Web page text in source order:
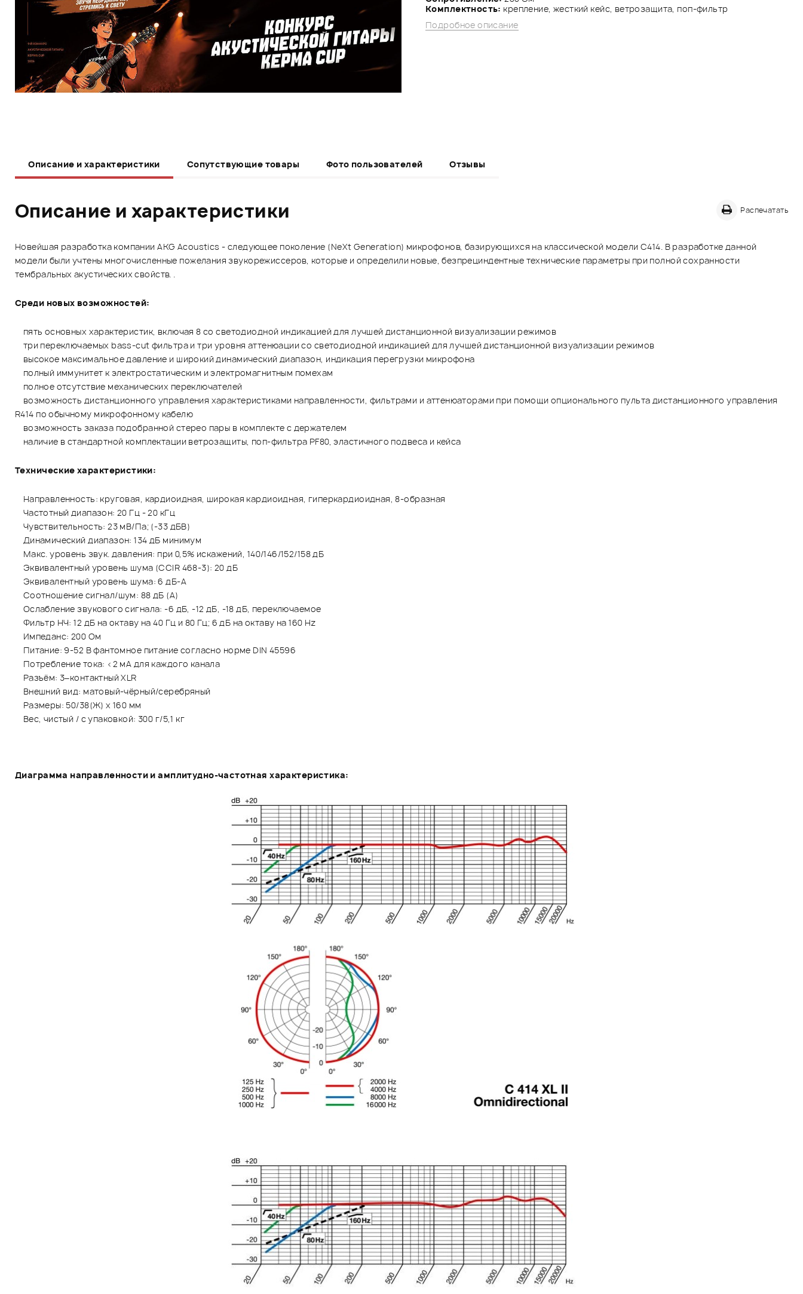
Комплектность: крепление, жесткий кейс, ветрозащита, поп-фильтр
Подробное описание
Описание и характеристики Сопутствующие товары Фото пользователей Отзывы
Описание и характеристики Распечатать
Новейшая разработка компании AKG Acoustics - следующее поколение (NeXt Generation) микрофонов, базирующихся на классической модели C414. В разработке данной
модели были учтены многочисленные пожелания звукорежиссеров, которые и определили новые, безпрециндентные технические параметры при полной сохранности
тембральных акустических свойств. .
Среди новых возможностей:
пять основных характеристик, включая 8 со светодиодной индикацией для лучшей дистанционной визуализации режимов
три переключаемых bass-cut фильтра и три уровня аттенюации со светодиодной индикацией для лучшей дистанционной визуализации режимов
высокое максимальное давление и широкий динамический диапазон, индикация перегрузки микрофона
полный иммунитет к электростатическим и электромагнитным помехам
полное отсутствие механических переключателей
возможность дистанционного управления характеристиками направленности, фильтрами и аттенюаторами при помощи опционального пульта дистанционного управления
R414 по обычному микрофонному кабелю
возможность заказа подобранной стерео пары в комплекте с держателем
наличие в стандартной комплектации ветрозащиты, поп-фильтра PF80, эластичного подвеса и кейса
Технические характеристики:
Направленность: круговая, кардиоидная, широкая кардиоидная, гиперкардиоидная, 8-образная
Частотный диапазон: 20 Гц - 20 кГц
Чувствительность: 23 мВ/Па; (-33 дБВ)
Динамический диапазон: 134 дБ минимум
Макс. уровень звук. давления: при 0,5% искажений, 140/146/152/158 дБ
Эквивалентный уровень шума (CCIR 468-3): 20 дБ
Эквивалентный уровень шума: 6 дБ-А
Соотношение сигнал/шум: 88 дБ (А)
Ослабление звукового сигнала: -6 дБ, -12 дБ, -18 дБ, переключаемое
Фильтр НЧ: 12 дБ на октаву на 40 Гц и 80 Гц; 6 дБ на октаву на 160 Hz
Импеданс: 200 Ом
Питаниe: 9-52 В фантомное питание согласно норме DIN 45596
Потребление тока: <2 мА для каждого канала
Разъём: 3–контактный XLR
Внешний вид: матовый-чёрный/серебряный
Размеры: 50/38(Ж) х 160 мм
Вес, чистый / с упаковкой: 300 г/5,1 кг
Диаграмма направленности и амплитудно-частотная характеристика: